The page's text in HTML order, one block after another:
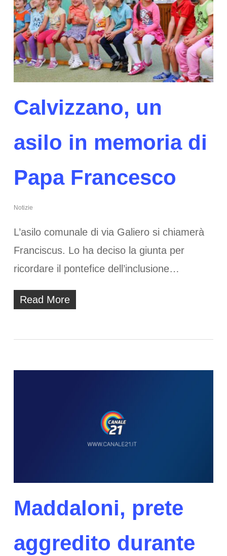
Calvizzano, un
asilo in memoria di
Papa Francesco
Notizie
L’asilo comunale di via Galiero si chiamerà
Franciscus. Lo ha deciso la giunta per
ricordare il pontefice dell’inclusione…
Read More
Maddaloni, prete
aggredito durante